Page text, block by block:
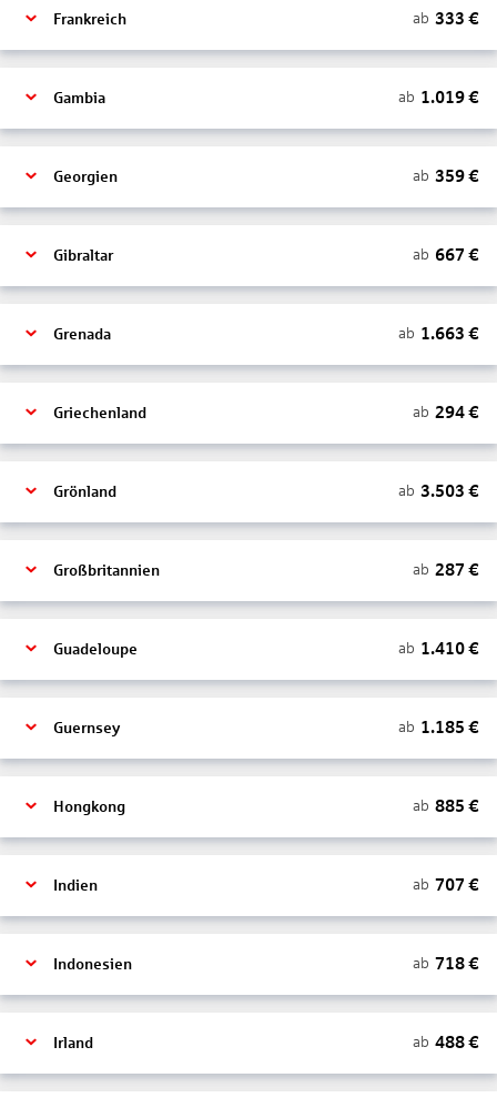
Frankreich ab 333 €
Gambia ab 1.019€
Georgien ab 359€
Gibraltar ab 667 €
Grenada ab 1.663 €
Griechenland ab 294€
Grönland ab 3.503 €
Großbritannien ab 287 €
Guadeloupe ab 1.410€
Guernsey ab 1.185 €
Hongkong ab 885 €
Indien ab 707 €
Indonesien ab 718€
Irland ab 488€